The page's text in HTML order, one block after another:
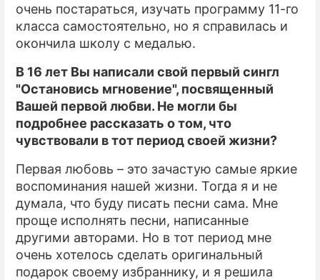
очень постараться, изучать программу 11-го
класса самостоятельно, но я справилась и
окончила школу с медалью.
В 16 лет Вы написали свой первый сингл
"Остановись мгновение", посвященный
Вашей первой любви. Не могли бы
подробнее рассказать о том, что
чувствовали в тот период своей жизни?
Первая любовь – это зачастую самые яркие
воспоминания нашей жизни. Тогда я и не
думала, что буду писать песни сама. Мне
проще исполнять песни, написанные
другими авторами. Но в тот период мне
очень хотелось сделать оригинальный
подарок своему избраннику, и я решила